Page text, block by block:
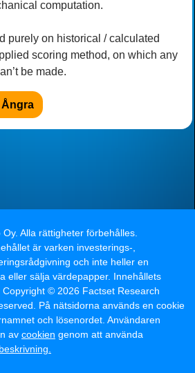
computation.
purely on historical / calculated
scoring method, on which any
be made.
Ångra
Oy. Alla rättigheter förbehålles
är varken investerings-,
och inte heller en
eller sälja värdepapper. Innehållets
Copyright © 2026 Factset Research
På nätsidorna används en cookie
och lösenordet. Användaren
av cookien genom att använda